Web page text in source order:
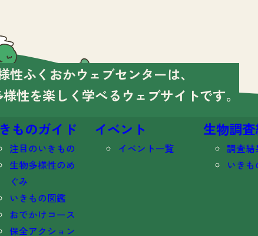
性ふくおかウェブセンターは、
性を楽しく学べる ウェブサイトです。
ものガイド
注目のいきもの
生物多様性のめ
ぐみ
いきもの図鑑
おでかけコース
保全アクション
イベント
イベント一覧
生物調
調査結
いき